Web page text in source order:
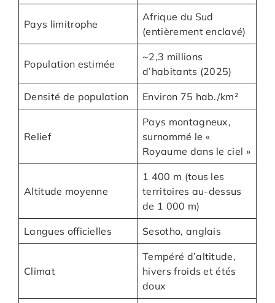
Pays limitrophe
Afrique du Sud
(entièrement enclavé)
Population estimée
~2,3 millions
d’habitants (2025)
Densité de population Environ 75 hab./km²
Relief
Pays montagneux,
surnommé le «
Royaume dans le ciel »
Altitude moyenne
1 400 m (tous les
territoires au-dessus
de 1 000 m)
Langues officielles Sesotho, anglais
Climat
Tempéré d’altitude,
hivers froids et étés
doux